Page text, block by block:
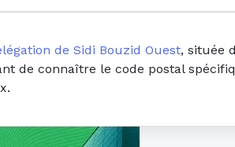
de Sidi Bouzid Ouest, située
de connaître le code postal